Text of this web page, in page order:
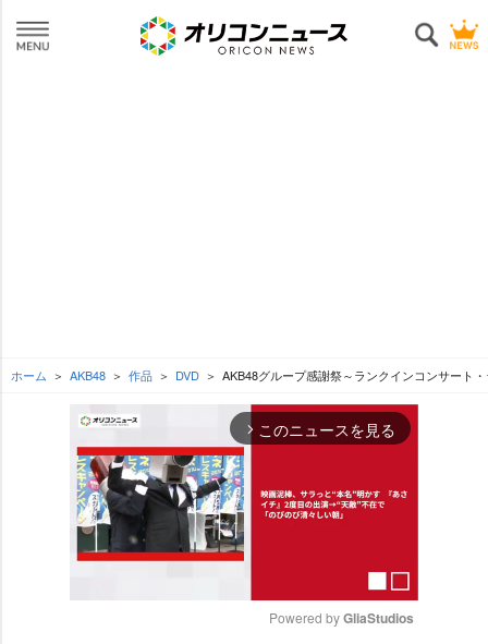
ホーム AKB48 作品 DVD AKB48グループ感謝祭～ランクインコンサート
arrow_forward_ios このニュースを見る
Powered by GliaStudios